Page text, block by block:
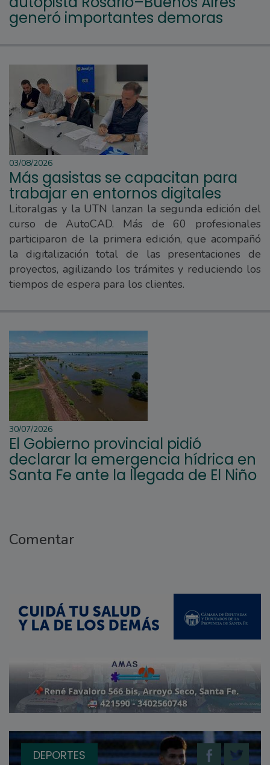
generó importantes demoras
03/08/2026
Más gasistas se capacitan para
trabajar en entornos digitales
Litoralgas y la UTN lanzan la segunda edición del
curso de AutoCAD. Más de 60 profesionales
participaron de la primera edición, que acompañó
la digitalización total de las presentaciones de
proyectos, agilizando los trámites y reduciendo los
tiempos de espera para los clientes.
30/07/2026
El Gobierno provincial pidió
declarar la emergencia hídrica en
Santa Fe ante la llegada de El Niño
Comentar
DEPORTES